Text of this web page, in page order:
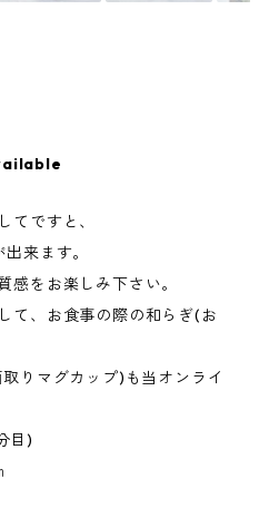
てですと、
来ます。
感をお楽しみ下さい。
て、お食事の際の和らぎ(お
りマグカップ)も当オンライ
目)